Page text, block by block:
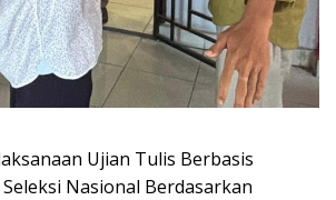
Ujian Tulis Berbasis
Nasional Berdasarkan